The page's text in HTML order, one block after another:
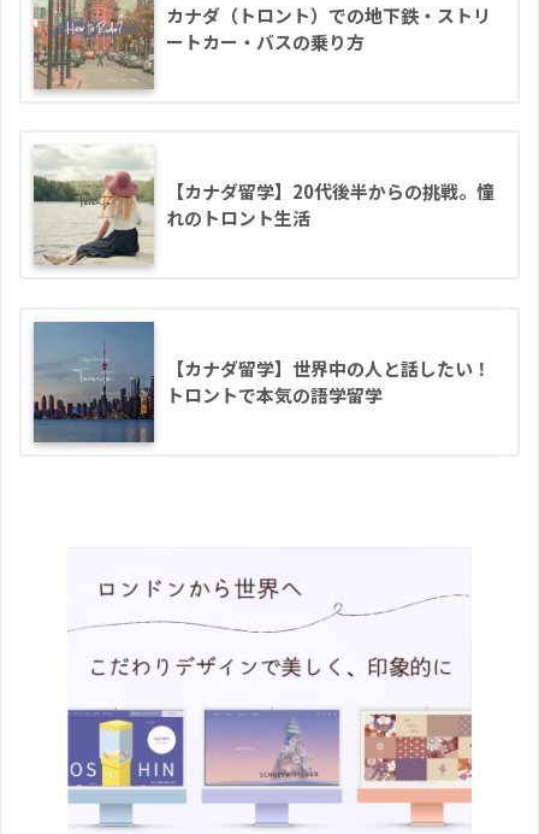
カナダ（トロント）での地下鉄・ストリ
ートカー・バスの乗り方
【カナダ留学】20代後半からの挑戦。憧
れのトロント生活
【カナダ留学】世界中の人と話したい！
トロントで本気の語学留学